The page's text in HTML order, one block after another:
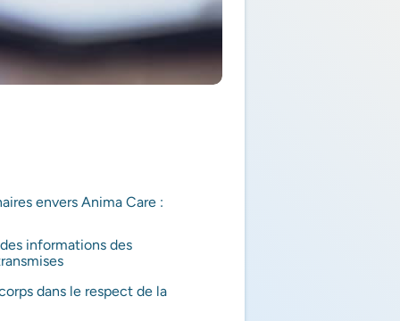
envers Anima Care :
informations des
dans le respect de la